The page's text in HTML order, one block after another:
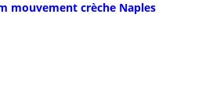
mouvement crèche Naples